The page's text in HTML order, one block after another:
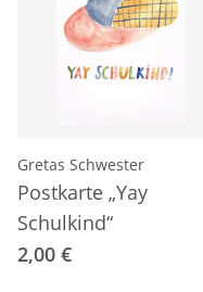
Gretas Schwester
Postkarte „Yay
Schulkind“
2,00 €